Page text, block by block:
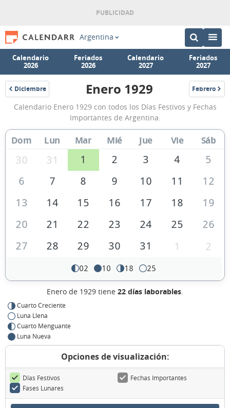
Argentina
Calendario
2026
Feriados
2026
Calendario
2027
Feriados
2027
Diciembre
1928
Calendario
Enero
1929
de
Argentina
Enero 1929 Febrero
1929
Calendario Enero 1929 con todos los Días Festivos y Fechas
Importantes de Argentina.
Dom Lun Mar Mié Jue Vie Sáb
30 31 1 2 3 4
5
6
7 8 9 10 11
12
13
14 15 16 17 18
19
20
21 22 23 24 25
26
27
28 29 30 31 1 2
02 10 18 25
Enero de 1929 tiene 22 días laborables.
Cuarto Creciente
Luna Llena
Cuarto Menguante
Luna Nueva
Opciones de visualización:
Días Festivos
Fechas Importantes
Fases Lunares